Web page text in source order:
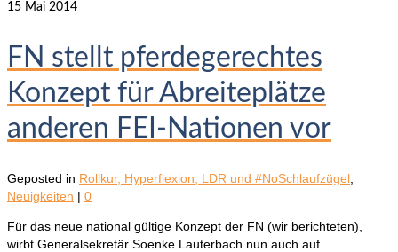
15 Mai 2014
FN stellt pferdegerechtes
Konzept für Abreiteplätze
anderen FEI-Nationen vor
Geposted in Rollkur, Hyperflexion, LDR und #NoSchlaufzügel,
Neuigkeiten | 0
Für das neue national gültige Konzept der FN (wir berichteten),
wirbt Generalsekretär Soenke Lauterbach nun auch auf